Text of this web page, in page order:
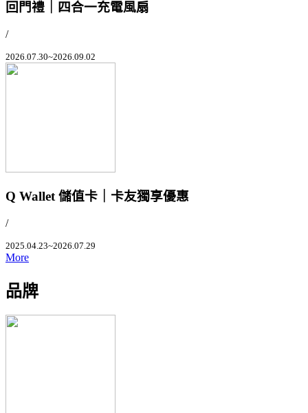
回門禮｜四合一充電風扇
/
2026.07.30~2026.09.02
Q Wallet 儲值卡｜卡友獨享優惠
/
2025.04.23~2026.07.29
More
品牌